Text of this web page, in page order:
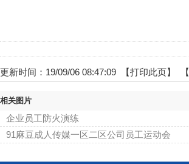
更新时间：19/09/06 08:47:09 【打印此页】 【
相关图片
企业员工防火演练
91麻豆成人传媒一区二区公司员工运动会